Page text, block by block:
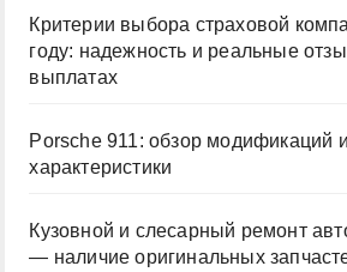
Критерии выбора страховой
году: надежность и реальные
выплатах
Porsche 911: обзор модификаций
характеристики
Кузовной и слесарный ремонт
— наличие оригинальных